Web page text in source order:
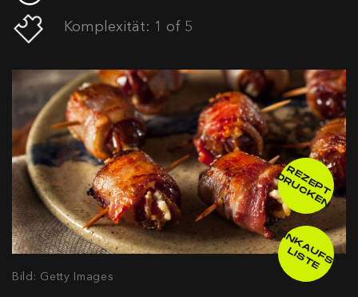
Komplexität: 1 of 5
Bild: Getty Images
R
E
Z
E
P
T
D
R
U
C
K
E
N
E
IN
K
A
U
F
S
-
L
IS
T
E